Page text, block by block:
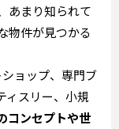
あまり知られて
物件が見つかる
ョップ、専門ブ
ィスリー、小規
コンセプトや世